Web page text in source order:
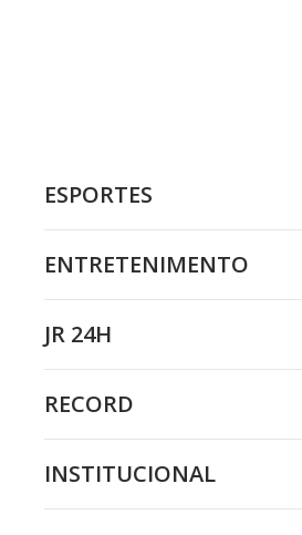
ESPORTES
ENTRETENIMENTO
JR 24H
RECORD
INSTITUCIONAL